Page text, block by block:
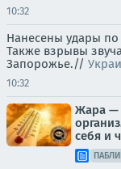
10:32
Нанесены удары
Также взрывы
Запорожье.//
10:32
Жара —
себя и